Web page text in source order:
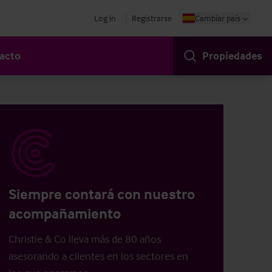
Log in Registrarse Cambiar país
Propiedades
Siempre contará con nuestro
acompañamiento
Christie & Co lleva más de 80 años
asesorando a clientes en los sectores en